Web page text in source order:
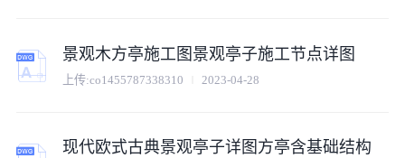
景观木方亭施工图景观亭子施工节点详图
上传:co1455787338310 2023-04-28
现代欧式古典景观亭子详图方亭含基础结构